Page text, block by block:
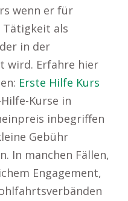
wenn er für
Tätigkeit als
in der
wird. Erfahre hier
Erste Hilfe Kurs
Kurse in
inbegriffen
Gebühr
In manchen Fällen,
Engagement,